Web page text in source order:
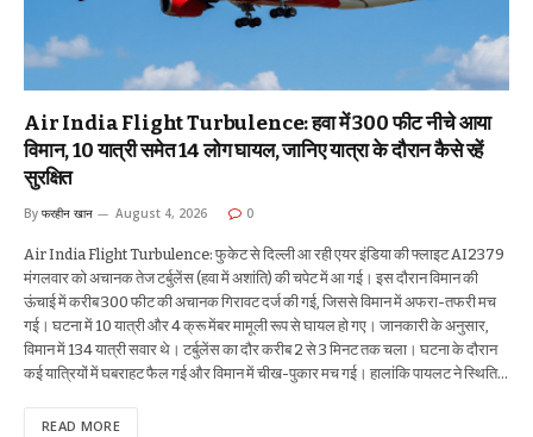
Air India Flight Turbulence: हवा में 300 फीट नीचे आया
विमान, 10 यात्री समेत 14 लोग घायल, जानिए यात्रा के दौरान कैसे रहें
सुरक्षित
By फरहीन खान August 4, 2026 0
Air India Flight Turbulence: फुकेट से दिल्ली आ रही एयर इंडिया की फ्लाइट AI2379
मंगलवार को अचानक तेज टर्बुलेंस (हवा में अशांति) की चपेट में आ गई। इस दौरान विमान की
ऊंचाई में करीब 300 फीट की अचानक गिरावट दर्ज की गई, जिससे विमान में अफरा-तफरी मच
गई। घटना में 10 यात्री और 4 क्रू मेंबर मामूली रूप से घायल हो गए। जानकारी के अनुसार,
विमान में 134 यात्री सवार थे। टर्बुलेंस का दौर करीब 2 से 3 मिनट तक चला। घटना के दौरान
कई यात्रियों में घबराहट फैल गई और विमान में चीख-पुकार मच गई। हालांकि पायलट ने स्थिति…
READ MORE